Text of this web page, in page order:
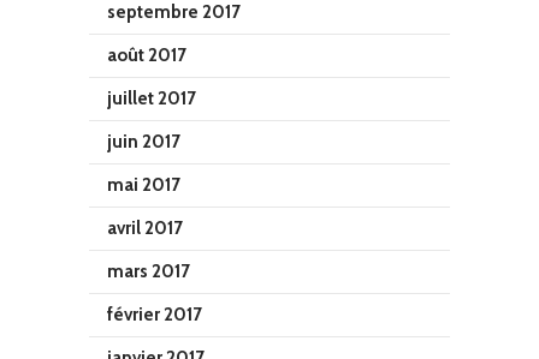
septembre 2017
août 2017
juillet 2017
juin 2017
mai 2017
avril 2017
mars 2017
février 2017